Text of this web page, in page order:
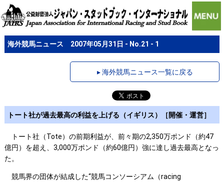
海外競馬ニュース 2007年05月31日 - No.21 - 1
▸ 海外競馬ニュース一覧に戻る
トート社が過去最高の利益を上げる（イギリス）［開催・運営］
トート社（Tote）の前期利益が、前々期の2,350万ポンド（約47
億円）を超え、3,000万ポンド（約60億円）強に達し過去最高となっ
た。
競馬界の団体が結成した“競馬コンソーシアム（racing